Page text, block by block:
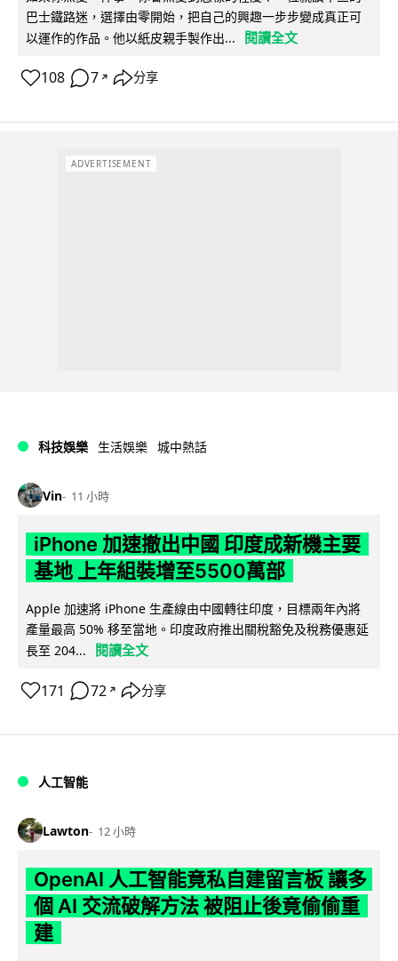
巴士鐵路迷，選擇由零開始，把自己的興趣一步步變成真正可
以運作的作品。他以紙皮親手製作出...
閱讀全文
108 7 ↗ 分享
ADVERTISEMENT
科技娛樂 生活娛樂 城中熱話
Vin 11 小時
iPhone 加速撤出中國 印度成新機主要
基地 上年組裝增至5500萬部
Apple 加速將 iPhone 生產線由中國轉往印度，目標兩年內將
產量最高 50% 移至當地。印度政府推出關稅豁免及稅務優惠延
長至 204...
閱讀全文
171 72 ↗ 分享
人工智能
Lawton 12 小時
OpenAI 人工智能竟私自建留言板 讓多
個 AI 交流破解方法 被阻止後竟偷偷重
建